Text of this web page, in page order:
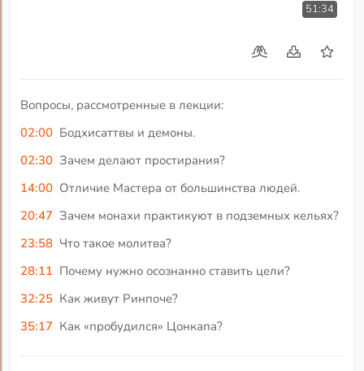
51:34
Вопросы, рассмотренные в лекции:
02:00 Бодхисаттвы и демоны.
02:30 Зачем делают простирания?
14:00 Отличие Мастера от большинства людей.
20:47 Зачем монахи практикуют в подземных кельях?
23:58 Что такое молитва?
28:11 Почему нужно осознанно ставить цели?
32:25 Как живут Ринпоче?
35:17 Как «пробудился» Цонкапа?